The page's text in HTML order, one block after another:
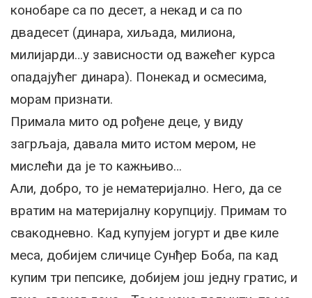
конобаре са по десет, а некад и са по
двадесет (динара, хиљада, милиона,
милијарди…у зависности од важећег курса
опадајућег динара). Понекад и осмесима,
морам признати.
Примала мито од рођене деце, у виду
загрљаја, давала мито истом мером, не
мислећи да је то кажњиво…
Али, добро, то је нематеријално. Него, да се
вратим на материјалну корупцију. Примам то
свакодневно. Кад купујем јогурт и две киле
меса, добијем сличице Сунђер Боба, па кад
купим три пепсике, добијем још једну гратис, и